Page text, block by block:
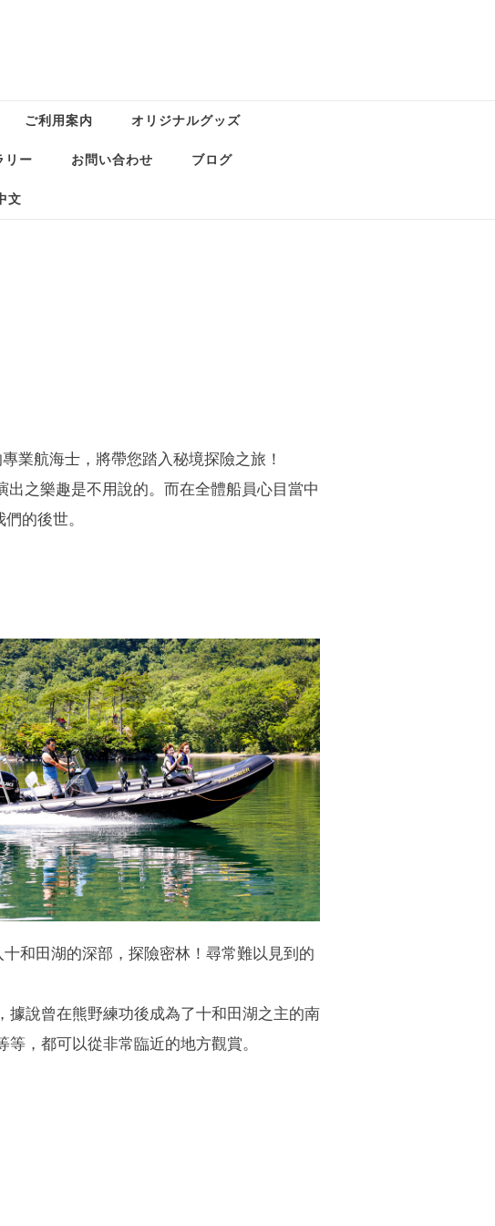
ご利用案内 オリジナルグッズ
リー お問い合わせ ブログ
文
業航海士，將帶您踏入秘境探險之旅！
之樂趣是不用說的。而在全體船員心目當中
的後世。
和田湖的深部，探險密林！尋常難以見到的
說曾在熊野練功後成為了十和田湖之主的南
，都可以從非常臨近的地方觀賞。